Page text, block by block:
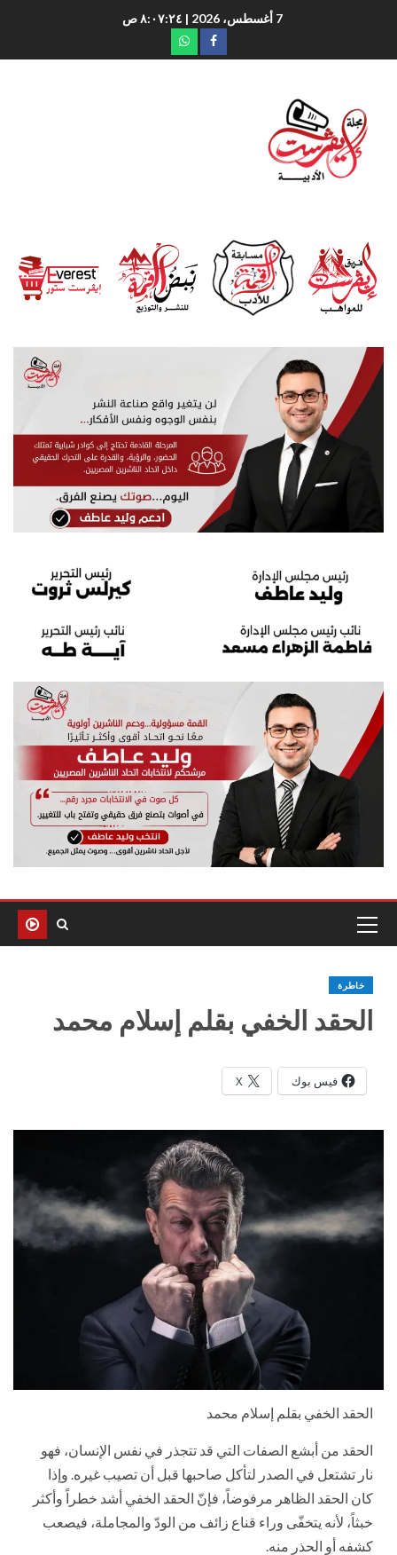
7 أغسطس، 2026 | ٨:٠٧:٢٦ ص
خاطرة
الحقد الخفي بقلم إسلام محمد
فيس بوك X
الحقد الخفي بقلم إسلام محمد
الحقد من أبشع الصفات التي قد تتجذر في نفس الإنسان، فهو
نار تشتعل في الصدر لتأكل صاحبها قبل أن تصيب غيره. وإذا
كان الحقد الظاهر مرفوضاً، فإنّ الحقد الخفي أشد خطراً وأكثر
خبثاً، لأنه يتخفّى وراء قناع زائف من الودّ والمجاملة، فيصعب
كشفه أو الحذر منه.